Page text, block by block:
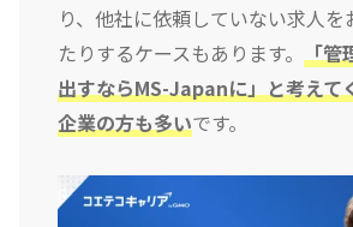
り、他社に依頼していない求人
たりするケースもあります。 「管
出すならMS-Japanに」と考えて
企業の方も多いです。